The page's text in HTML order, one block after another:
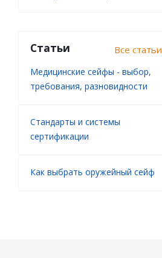
Статьи Все статьи
Медицинские сейфы - выбор,
требования, разновидности
Стандарты и системы
сертификации
Как выбрать оружейный сейф